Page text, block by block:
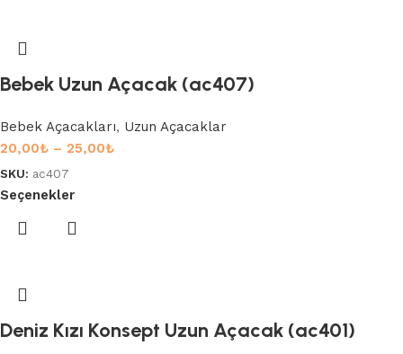
Bebek Uzun Açacak (ac407)
Bebek Açacakları, Uzun Açacaklar
20,00₺ – 25,00₺
SKU: ac407
Seçenekler
Deniz Kızı Konsept Uzun Açacak (ac401)